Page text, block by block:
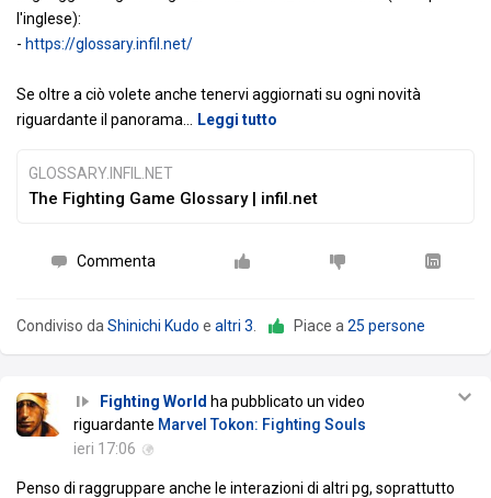
l'inglese):
- https://glossary.infil.net/
Se oltre a ciò volete anche tenervi aggiornati su ogni novità
riguardante il panorama
Leggi tutto
GLOSSARY.INFIL.NET
The Fighting Game Glossary | infil.net
Commenta
Condiviso da Shinichi Kudo e altri 3 Piace a 25 persone
Fighting World ha pubblicato un video
riguardante Marvel Tokon: Fighting Souls
ieri 17:06
Penso di raggruppare anche le interazioni di altri pg, soprattutto